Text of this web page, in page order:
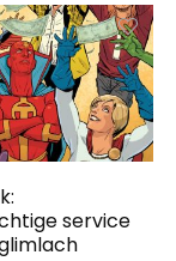
service